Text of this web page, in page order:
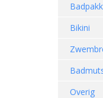
Bikini
Overig